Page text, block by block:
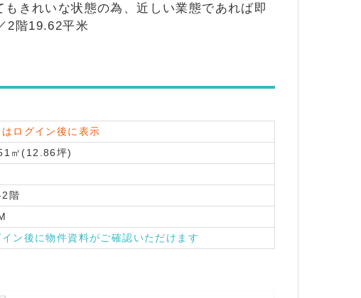
きれいな状態の為、近しい業態であれば即
2階19.62平米
ログイン後に表示
㎡(12.86坪)
階
イン後に物件資料がご確認いただけます